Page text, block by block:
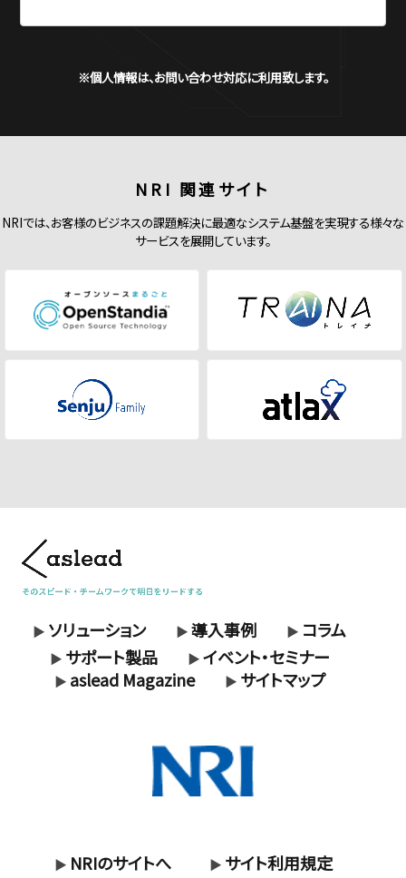
※個人情報は、お問い合わせ対応に利用致します。
NRI 関連サイト
NRIでは、お客様のビジネスの課題解決に最適なシステム基盤を実現する様々な
サービスを展開しています。
▶ ソリューション ▶ 導入事例 ▶ コラム
▶ サポート製品 ▶ イベント・セミナー
▶ aslead Magazine ▶ サイトマップ
▶ NRIのサイトへ ▶ サイト利用規定